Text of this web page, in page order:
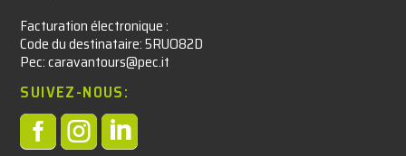
Facturation électronique :​
Code du destinataire: 5RUO82D
Pec: caravantours@pec.it
SUIVEZ-NOUS:
